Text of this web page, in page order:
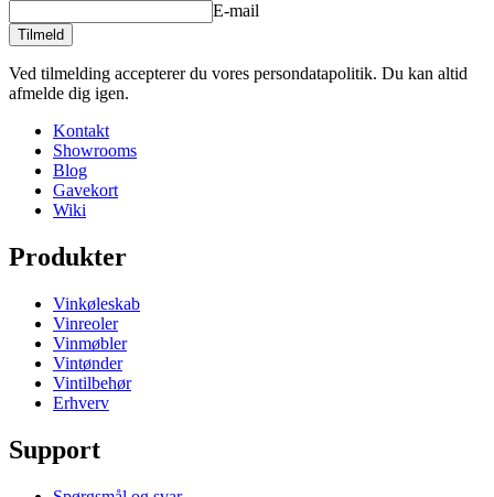
E-mail
Tilmeld
Ved tilmelding accepterer du vores persondatapolitik. Du kan altid
afmelde dig igen.
Kontakt
Showrooms
Blog
Gavekort
Wiki
Produkter
Vinkøleskab
Vinreoler
Vinmøbler
Vintønder
Vintilbehør
Erhverv
Support